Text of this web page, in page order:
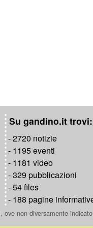
Su gandino.it trovi:
- 2720 notizie
- 1195 eventi
- 1181 video
- 329 pubblicazioni
- 54 files
- 188 pagine
ove non diversamente